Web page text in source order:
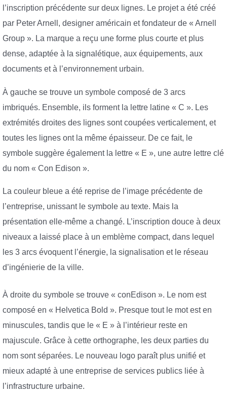
l’inscription précédente sur deux lignes. Le projet a été créé
par Peter Arnell, designer américain et fondateur de « Arnell
Group ». La marque a reçu une forme plus courte et plus
dense, adaptée à la signalétique, aux équipements, aux
documents et à l’environnement urbain.
À gauche se trouve un symbole composé de 3 arcs
imbriqués. Ensemble, ils forment la lettre latine « C ». Les
extrémités droites des lignes sont coupées verticalement, et
toutes les lignes ont la même épaisseur. De ce fait, le
symbole suggère également la lettre « E », une autre lettre clé
du nom « Con Edison ».
La couleur bleue a été reprise de l’image précédente de
l’entreprise, unissant le symbole au texte. Mais la
présentation elle-même a changé. L’inscription douce à deux
niveaux a laissé place à un emblème compact, dans lequel
les 3 arcs évoquent l’énergie, la signalisation et le réseau
d’ingénierie de la ville.
À droite du symbole se trouve « conEdison ». Le nom est
composé en « Helvetica Bold ». Presque tout le mot est en
minuscules, tandis que le « E » à l’intérieur reste en
majuscule. Grâce à cette orthographe, les deux parties du
nom sont séparées. Le nouveau logo paraît plus unifié et
mieux adapté à une entreprise de services publics liée à
l’infrastructure urbaine.